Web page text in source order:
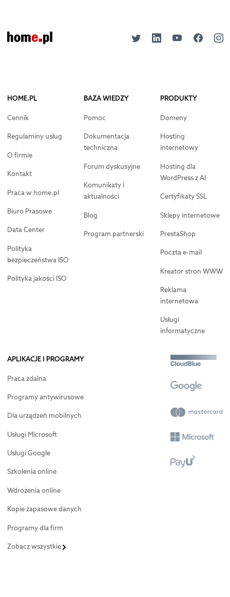
HOME.PL
Cennik
Regulaminy usług
O firmie
Kontakt
Praca w home.pl
Biuro Prasowe
Data Center
Polityka
bezpieczeństwa ISO
Polityka jakości ISO
BAZA WIEDZY
Pomoc
Dokumentacja
techniczna
Forum dyskusyjne
Komunikaty i
aktualności
Blog
Program partnerski
PRODUKTY
Domeny
Hosting
internetowy
Hosting dla
WordPress z AI
Certyfikaty SSL
Sklepy internetowe
PrestaShop
Poczta e-mail
Kreator stron WWW
Reklama
internetowa
Usługi
informatyczne
APLIKACJE I PROGRAMY
Praca zdalna
Programy antywirusowe
Dla urządzeń mobilnych
Usługi Microsoft
Usługi Google
Szkolenia online
Wdrożenia online
Kopie zapasowe danych
Programy dla firm
Zobacz wszystkie